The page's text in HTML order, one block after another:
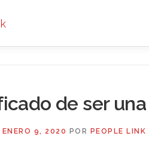
de ser
ENERO 9, 2020 POR PEOPLE LINK